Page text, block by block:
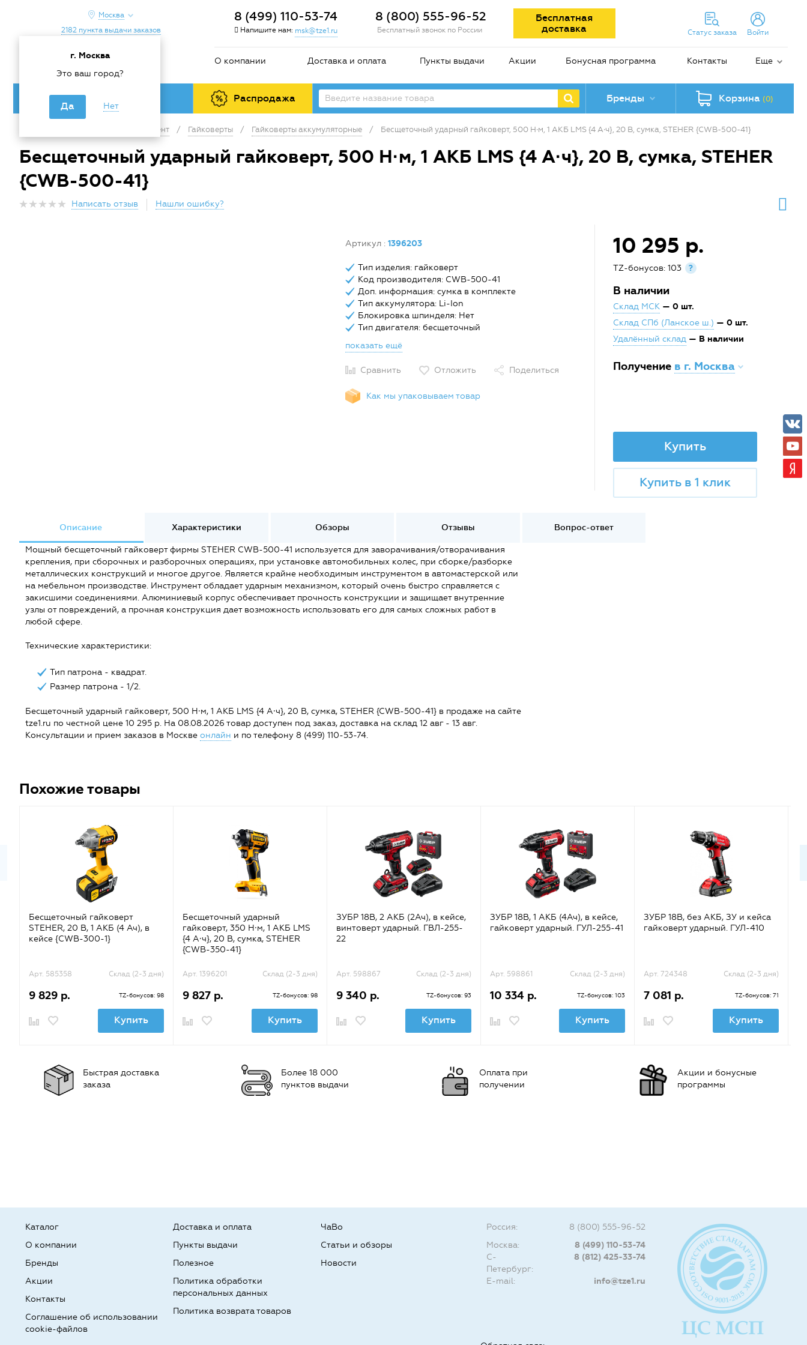
Москва
г. Москва
Это ваш город?
Да Нет
2182 пункта выдачи заказов
8 (499) 110-53-74
Напишите нам: msk@tze1.ru
8 (800) 555-96-52
Бесплатный звонок по России
Бесплатная
доставка
Статус заказа Войти
О компании Доставка и оплата Пункты выдачи Акции Бонусная программа Контакты Еще
Каталог товаров Распродажа Бренды Корзина (0)
Инструмент / Гайковерты / Гайковерты аккумуляторные / Бесщеточный ударный гайковерт, 500 Н·м, 1 АКБ LMS {4 А·ч}, 20 В, сумка, STEHER {CWB-500-41}
Бесщеточный ударный гайковерт, 500 Н·м, 1 АКБ LMS {4 А·ч}, 20 В, сумка, STEHER
{CWB-500-41}
Написать отзыв Нашли ошибку?
Артикул : 1396203
Тип изделия: гайковерт
Код производителя: CWB-500-41
Доп. информация: сумка в комплекте
Тип аккумулятора: Li-Ion
Блокировка шпинделя: Нет
Тип двигателя: бесщеточный
показать ещё
Сравнить Отложить Поделиться
Как мы упаковываем товар
10 295 р.
TZ-бонусов: 103 ?
В наличии
Склад МСК — 0 шт.
Склад СПб (Ланское ш.) — 0 шт.
Удалённый склад — В наличии
Получение в г. Москва
Купить
Купить в 1 клик
Описание Характеристики Обзоры Отзывы Вопрос-ответ
Мощный бесщеточный гайковерт фирмы STEHER CWB-500-41 используется для заворачивания/отворачивания
крепления, при сборочных и разборочных операциях, при установке автомобильных колес, при сборке/разборке
металлических конструкций и многое другое. Является крайне необходимым инструментом в автомастерской или
на мебельном производстве. Инструмент обладает ударным механизмом, который очень быстро справляется с
закисшими соединениями. Алюминиевый корпус обеспечивает прочность конструкции и защищает внутренние
узлы от повреждений, а прочная конструкция дает возможность использовать его для самых сложных работ в
любой сфере.
Технические характеристики:
Тип патрона - квадрат.
Размер патрона - 1/2.
Бесщеточный ударный гайковерт, 500 Н·м, 1 АКБ LMS {4 А·ч}, 20 В, сумка, STEHER {CWB-500-41} в продаже на сайте
tze1.ru по честной цене 10 295 р. На 08.08.2026 товар доступен под заказ, доставка на склад 12 авг - 13 авг.
Консультации и прием заказов в Москве онлайн и по телефону 8 (499) 110-53-74.
Похожие товары
Бесщеточный гайковерт
STEHER, 20 В, 1 АКБ (4 Ач), в
кейсе {CWB-300-1}
Арт. 585358 Склад (2-3 дня)
9 829 р. TZ-бонусов: 98
Купить
Бесщеточный ударный
гайковерт, 350 Н·м, 1 АКБ LMS
{4 А·ч}, 20 В, сумка, STEHER
{CWB-350-41}
Арт. 1396201 Склад (2-3 дня)
9 827 р. TZ-бонусов: 98
Купить
ЗУБР 18В, 2 АКБ (2Ач), в кейсе,
винтоверт ударный. ГВЛ-255-
22
Арт. 598867 Склад (2-3 дня)
9 340 р. TZ-бонусов: 93
Купить
ЗУБР 18В, 1 АКБ (4Ач), в кейсе,
гайковерт ударный. ГУЛ-255-41
Арт. 598861 Склад (2-3 дня)
10 334 р. TZ-бонусов: 103
Купить
ЗУБР 18В, без АКБ, ЗУ и кейса
гайковерт ударный. ГУЛ-410
Арт. 724348 Склад (2-3 дня)
7 081 р. TZ-бонусов: 71
Купить
Быстрая доставка
заказа
Более 18 000
пунктов выдачи
Оплата при
получении
Акции и бонусные
программы
Каталог
О компании
Бренды
Доставка и оплата
Пункты выдачи
Полезное
ЧаВо
Статьи и обзоры
Новости
Акции
Контакты
Соглашение об использовании
cookie-файлов
Политика обработки
персональных данных
Политика возврата товаров
Россия:
8 (800) 555-96-52
Москва:
8 (499) 110-53-74
С-
Петербург:
8 (812) 425-33-74
E-mail: info@tze1.ru